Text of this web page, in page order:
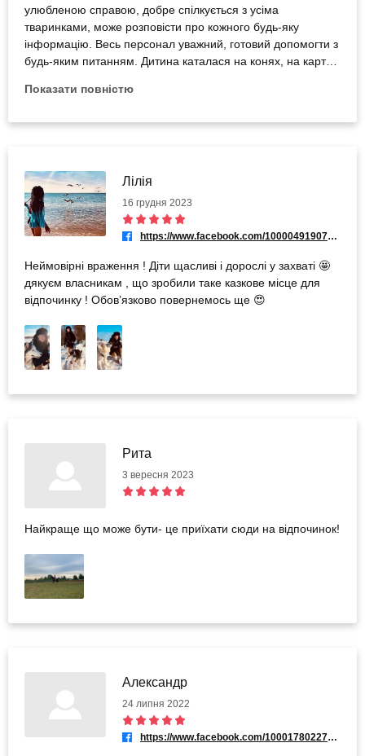
улюбленою справою, добре спілкується з усіма
тваринками, може розповісти про кожного будь-яку
інформацію. Весь персонал уважний, готовий допомогти з
будь-яким питанням. Дитина каталася на конях, на карт-
альпаку. Все сподобалось, щиро рекомендуємо!
Показати повністю
Лілія
16 грудня 2023
https://www.facebook.com/100004919077960
Неймовірні враження ! Діти щасливі і дорослі у захваті 🤩
дякуєм власникам , що зробили таке казкове місце для
відпочинку ! Обовʼязково повернемось ще 😍
Рита
3 вересня 2023
Найкраще що може бути- це приїхати сюди на відпочинок!
Александр
24 липня 2022
https://www.facebook.com/100017802271622